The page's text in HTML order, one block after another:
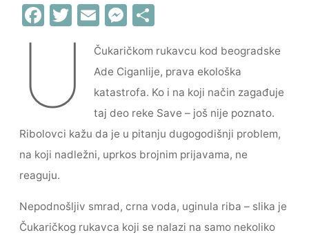
F
b
o
o
k
T
w
er
E
ai
l
M
s
s
e
n
g
S
ar
e
U
Čukaričkom rukavcu kod beogradske
Ade Ciganlije, prava ekološka
katastrofa. Ko i na koji način zagađuje
taj deo reke Save – još nije poznato.
Ribolovci kažu da je u pitanju dugogodišnji problem,
na koji nadležni, uprkos brojnim prijavama, ne
reaguju.
Nepodnošljiv smrad, crna voda, uginula riba – slika je
Čukaričkog rukavca koji se nalazi na samo nekoliko